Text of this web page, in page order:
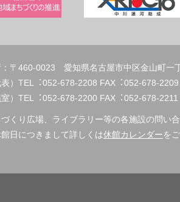
：〒460-0023 愛知県名古屋市中区金山町一
代表）TEL︓052-
）TEL︓052-678-2200 FAX︓052-678-2211
くり広場、ライブラリー等の各施設の問い
日につきまして詳しくは休館カレンダーを